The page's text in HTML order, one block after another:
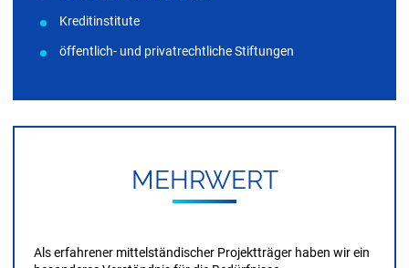
Kreditinstitute
öffentlich- und privatrechtliche Stiftungen
MEHR­WERT
Als erfahrener mittelständischer Projektträger haben wir ein